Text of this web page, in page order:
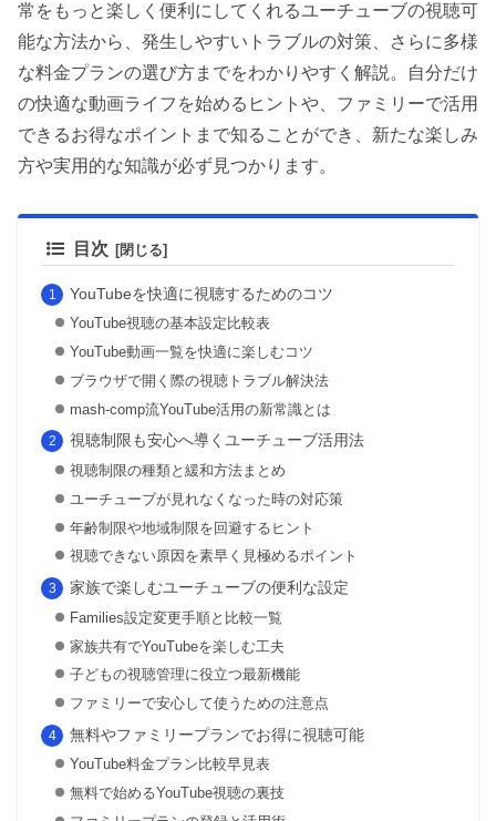
常をもっと楽しく便利にしてくれるユーチューブの視聴可
能な方法から、発生しやすいトラブルの対策、さらに多様
な料金プランの選び方までをわかりやすく解説。自分だけ
の快適な動画ライフを始めるヒントや、ファミリーで活用
できるお得なポイントまで知ることができ、新たな楽しみ
方や実用的な知識が必ず見つかります。
目次
YouTubeを快適に視聴するためのコツ
YouTube視聴の基本設定比較表
YouTube動画一覧を快適に楽しむコツ
ブラウザで開く際の視聴トラブル解決法
mash-comp流YouTube活用の新常識とは
視聴制限も安心へ導くユーチューブ活用法
視聴制限の種類と緩和方法まとめ
ユーチューブが見れなくなった時の対応策
年齢制限や地域制限を回避するヒント
視聴できない原因を素早く見極めるポイント
家族で楽しむユーチューブの便利な設定
Families設定変更手順と比較一覧
家族共有でYouTubeを楽しむ工夫
子どもの視聴管理に役立つ最新機能
ファミリーで安心して使うための注意点
無料やファミリープランでお得に視聴可能
YouTube料金プラン比較早見表
無料で始めるYouTube視聴の裏技